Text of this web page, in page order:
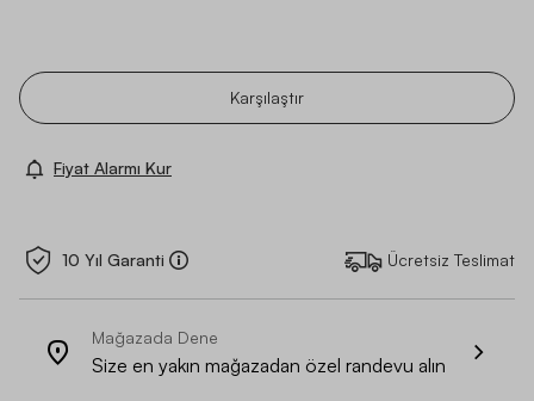
Karşılaştır
Fiyat Alarmı Kur
10 Yıl Garanti Ücretsiz Teslimat
Mağazada Dene
Size en yakın mağazadan özel randevu alın